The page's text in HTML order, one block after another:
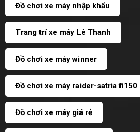
Đồ chơi xe máy nhập khẩu
Trang trí xe máy Lê Thanh
Đồ chơi xe máy winner
Đồ chơi xe máy raider-satria fi150
Đồ chơi xe máy giá rẻ